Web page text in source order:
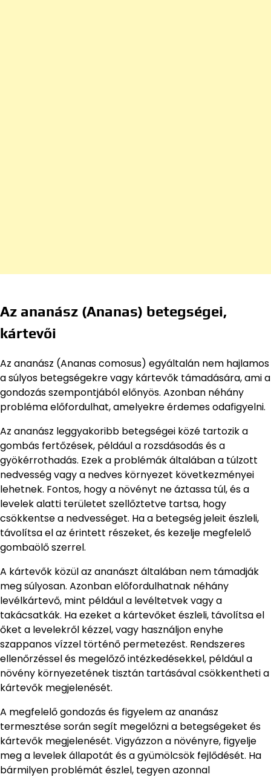
Az ananász (Ananas) betegségei,
kártevői
Az ananász (Ananas comosus) egyáltalán nem hajlamos
a súlyos betegségekre vagy kártevők támadására, ami a
gondozás szempontjából előnyös. Azonban néhány
probléma előfordulhat, amelyekre érdemes odafigyelni.
Az ananász leggyakoribb betegségei közé tartozik a
gombás fertőzések, például a rozsdásodás és a
gyökérrothadás. Ezek a problémák általában a túlzott
nedvesség vagy a nedves környezet következményei
lehetnek. Fontos, hogy a növényt ne áztassa túl, és a
levelek alatti területet szellőztetve tartsa, hogy
csökkentse a nedvességet. Ha a betegség jeleit észleli,
távolítsa el az érintett részeket, és kezelje megfelelő
gombaölő szerrel.
A kártevők közül az ananászt általában nem támadják
meg súlyosan. Azonban előfordulhatnak néhány
levélkártevő, mint például a levéltetvek vagy a
takácsatkák. Ha ezeket a kártevőket észleli, távolítsa el
őket a levelekről kézzel, vagy használjon enyhe
szappanos vízzel történő permetezést. Rendszeres
ellenőrzéssel és megelőző intézkedésekkel, például a
növény környezetének tisztán tartásával csökkentheti a
kártevők megjelenését.
A megfelelő gondozás és figyelem az ananász
termesztése során segít megelőzni a betegségeket és
kártevők megjelenését. Vigyázzon a növényre, figyelje
meg a levelek állapotát és a gyümölcsök fejlődését. Ha
bármilyen problémát észlel, tegyen azonnal